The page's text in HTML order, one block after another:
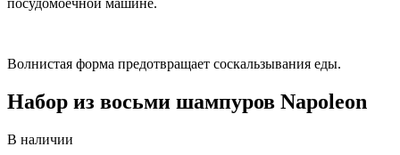
посудомоечной машине.
Волнистая форма предотвращает соскальзывания еды.
Набор из восьми шампуров Napoleon
В наличии